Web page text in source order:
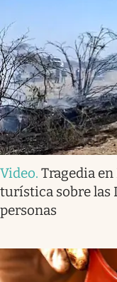
Video. Tragedia
turística sobre las
personas